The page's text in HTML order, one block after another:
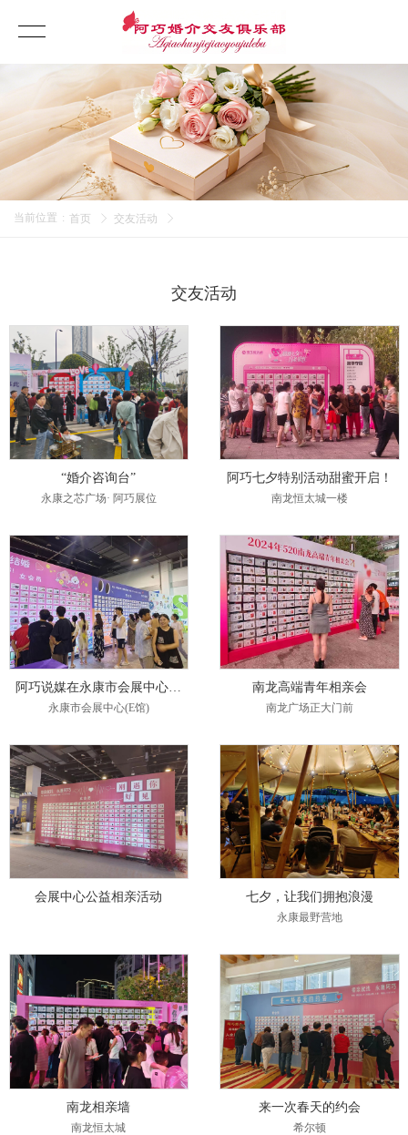
当前位置 : 首页 交友活动
交友活动
“婚介咨询台”
永康之芯广场· 阿巧展位
阿巧七夕特别活动甜蜜开启！
南龙恒太城一楼
阿巧说媒在永康市会展中心(E馆)七夕相亲会
永康市会展中心(E馆)
南龙高端青年相亲会
南龙广场正大门前
会展中心公益相亲活动 七夕，让我们拥抱浪漫
永康最野营地
南龙相亲墙
南龙恒太城
来一次春天的约会
希尔顿